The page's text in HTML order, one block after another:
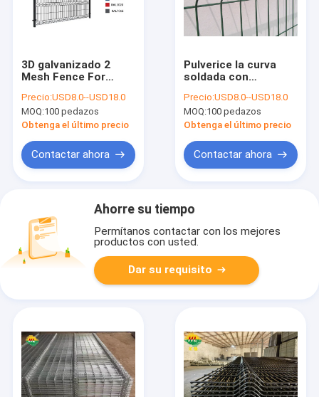
3D galvanizado 2
Mesh Fence For
soldados con
autógena curvas
Precio:USD8.0--USD18.0
MOQ:100 pedazos
Obtenga el último precio
Contactar ahora
Pulverice la curva
soldada con
de Mesh Fence
Curved 3D V para el
jardín
Precio:USD8.0--USD18.0
MOQ:100 pedazos
Obtenga el último precio
Contactar ahora
Ahorre su tiempo
Permítanos contactar con los mejores
productos con usted.
Dar su requisito